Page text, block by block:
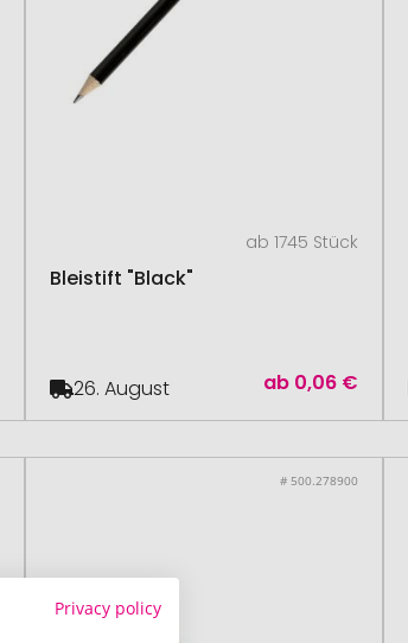
ab 1745 Stück
Bleistift "Black"
ab 0,06 €
26. August
# 500.278900
Privacy policy